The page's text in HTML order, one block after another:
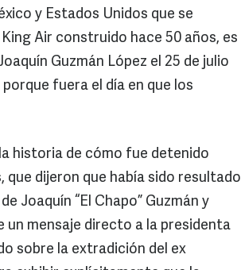
y Estados Unidos que se
Air construido hace 50 años, es
Guzmán López el 25 de julio
fuera el día en que los
historia de cómo fue detenido
dijeron que había sido resultado
Joaquín “El Chapo” Guzmán y
un mensaje directo a la presidenta
sobre la extradición del ex